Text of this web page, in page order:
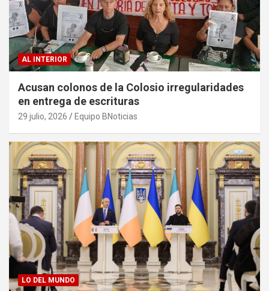
AL INTERIOR
Acusan colonos de la Colosio irregularidades
en entrega de escrituras
29 julio, 2026 Equipo BNoticias
LO DEL MUNDO